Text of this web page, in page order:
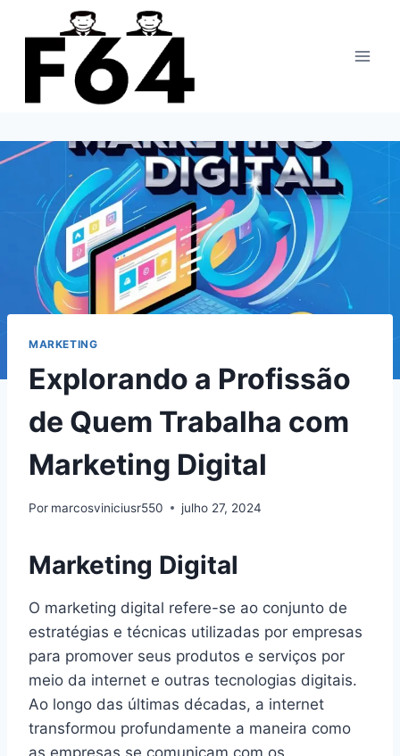
para
MARKETING
Explorando a Profissão
de Quem Trabalha com
Marketing Digital
Por marcosviniciusr550 julho 27, 2024
Marketing Digital
O marketing digital refere-se ao conjunto de
estratégias e técnicas utilizadas por empresas
para promover seus produtos e serviços por
meio da internet e outras tecnologias digitais.
Ao longo das últimas décadas, a internet
transformou profundamente a maneira como
as empresas se comunicam com os